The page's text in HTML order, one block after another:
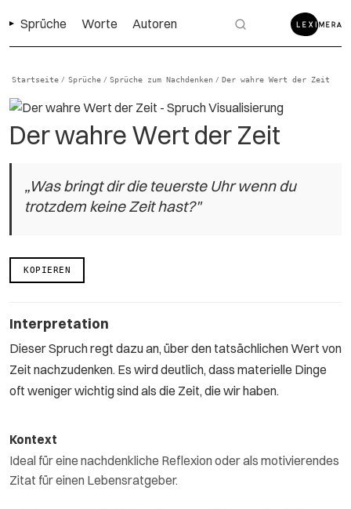
Sprüche Worte Autoren
Startseite / Sprüche / Sprüche zum Nachdenken / Der wahre Wert der Zeit
Der wahre Wert der Zeit
„Was bringt dir die teuerste Uhr wenn du
trotzdem keine Zeit hast?"
KOPIEREN
Interpretation
Dieser Spruch regt dazu an, über den tatsächlichen Wert von
Zeit nachzudenken. Es wird deutlich, dass materielle Dinge
oft weniger wichtig sind als die Zeit, die wir haben.
Kontext
Ideal für eine nachdenkliche Reflexion oder als motivierendes
Zitat für einen Lebensratgeber.